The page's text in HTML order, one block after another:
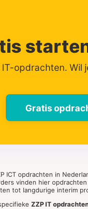
opdrachten.
Gratis
opdrachten in
vinden hier opdrachten
tot langdurige interim
ZZP IT